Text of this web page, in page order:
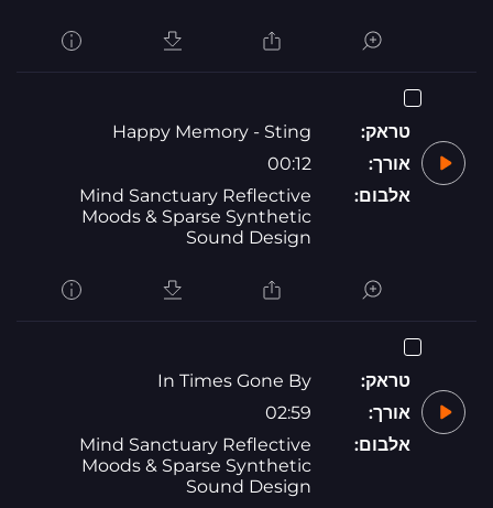
טראק:
Happy Memory - Sting
אורך:
00:12
אלבום:
Mind Sanctuary Reflective
Moods & Sparse Synthetic
Sound Design
טראק:
In Times Gone By
אורך:
02:59
אלבום:
Mind Sanctuary Reflective
Moods & Sparse Synthetic
Sound Design